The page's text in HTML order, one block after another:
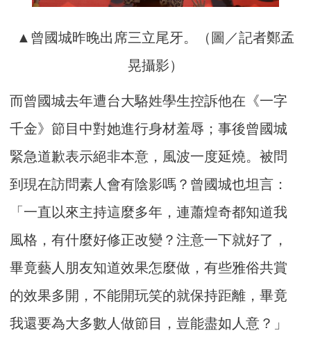
▲曾國城昨晚出席三立尾牙。（圖／記者鄭孟
晃攝影）
而曾國城去年遭台大駱姓學生控訴他在《一字
千金》節目中對她進行身材羞辱；事後曾國城
緊急道歉表示絕非本意，風波一度延燒。被問
到現在訪問素人會有陰影嗎？曾國城也坦言：
「一直以來主持這麼多年，連蕭煌奇都知道我
風格，有什麼好修正改變？注意一下就好了，
畢竟藝人朋友知道效果怎麼做，有些雅俗共賞
的效果多開，不能開玩笑的就保持距離，畢竟
我還要為大多數人做節目，豈能盡如人意？」